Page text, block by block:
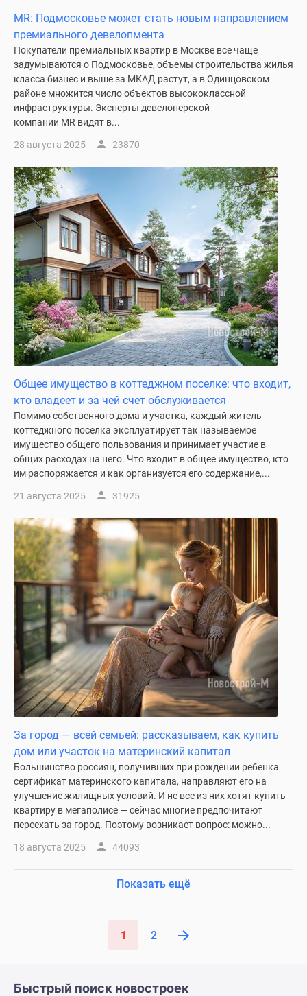
MR: Подмосковье может стать новым направлением
премиального девелопмента
Покупатели премиальных квартир в Москве все чаще
задумываются о Подмосковье, объемы строительства жилья
класса бизнес и выше за МКАД растут, а в Одинцовском
районе множится число объектов высококлассной
инфраструктуры. Эксперты девелоперской
компании MR видят в...
28 августа 2025 23870
Общее имущество в коттеджном поселке: что входит,
кто владеет и за чей счет обслуживается
Помимо собственного дома и участка, каждый житель
коттеджного поселка эксплуатирует так называемое
имущество общего пользования и принимает участие в
общих расходах на него. Что входит в общее имущество, кто
им распоряжается и как организуется его содержание,...
21 августа 2025 31925
За город — всей семьей: рассказываем, как купить
дом или участок на материнский капитал
Большинство россиян, получивших при рождении ребенка
сертификат материнского капитала, направляют его на
улучшение жилищных условий. И не все из них хотят купить
квартиру в мегаполисе — сейчас многие предпочитают
переехать за город. Поэтому возникает вопрос: можно...
18 августа 2025 44093
Показать ещё
1 2
Быстрый поиск новостроек